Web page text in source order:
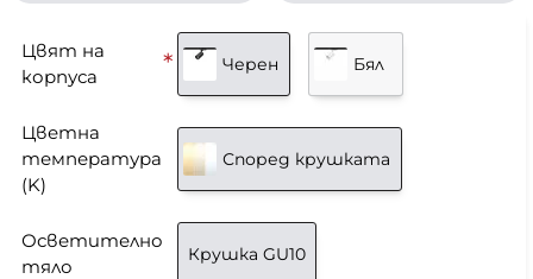
Цвят на
корпуса
Черен Бял
Цветна
температура
(K)
Според крушката
Осветително
тяло
Крушка GU10